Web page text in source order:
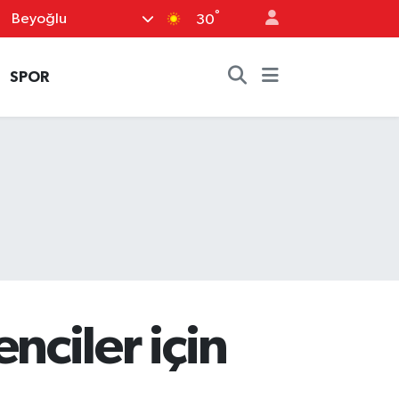
Beyoğlu 30°
SPOR
için